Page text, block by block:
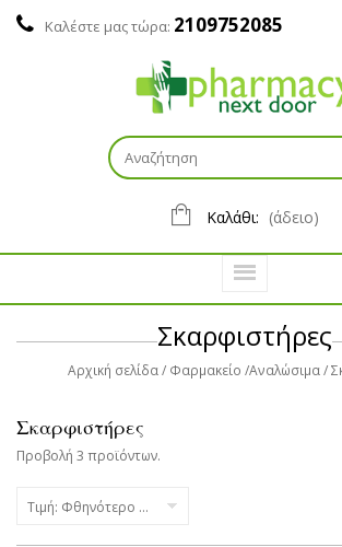
Καλέστε μας τώρα: 2109752085
Καλάθι: (άδειο)
Σκαρφιστήρες
Αρχική σελίδα Φαρμακείο Αναλώσιμα
Σκαρφιστήρες
Προβολή 3 προϊόντων.
Τιμή: Φθηνότερο πρώτα